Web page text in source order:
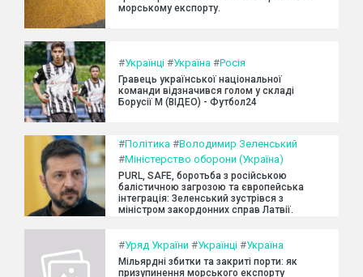
морському експорту.
#Українці #Україна #Росія
Гравець української національної
команди відзначився голом у складі
Борусії М (ВІДЕО) - Футбол24
#Політика #Володимир Зеленський
#Міністерство оборони (Україна)
PURL, SAFE, боротьба з російською
балістичною загрозою та європейська
інтеграція: Зеленський зустрівся з
міністром закордонних справ Латвії.
#Уряд України #Українці #Україна
Мільярдні збитки та закриті порти: як
призупинення морського експорту